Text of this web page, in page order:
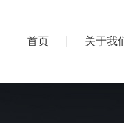
首页 关于我